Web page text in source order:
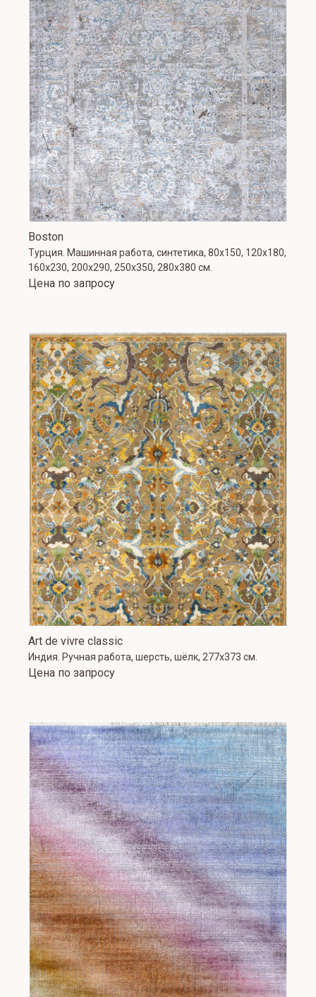
Boston
Турция. Машинная работа, синтетика, 80х150, 120х180,
160х230, 200х290, 250х350, 280х380 см.
Цена по запросу
Art de vivre classic
Индия. Ручная работа, шерсть, шёлк, 277x373 см.
Цена по запросу